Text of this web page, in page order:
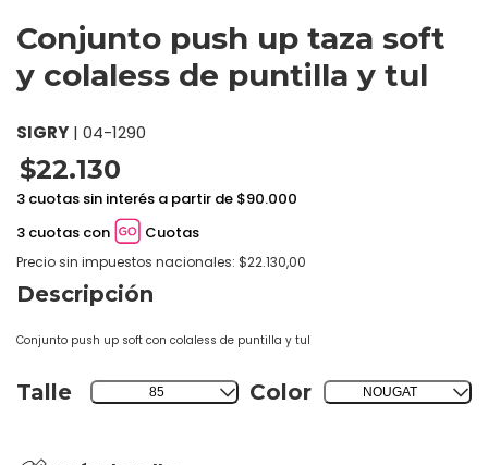
Conjunto push up taza soft
y colaless de puntilla y tul
SIGRY | 04-1290
$22.130
3 cuotas sin interés a partir de $90.000
3 cuotas con
Cuotas
Precio sin impuestos nacionales: $22.130,00
Descripción
Conjunto push up soft con colaless de puntilla y tul
Color NOUGAT
Talle 85